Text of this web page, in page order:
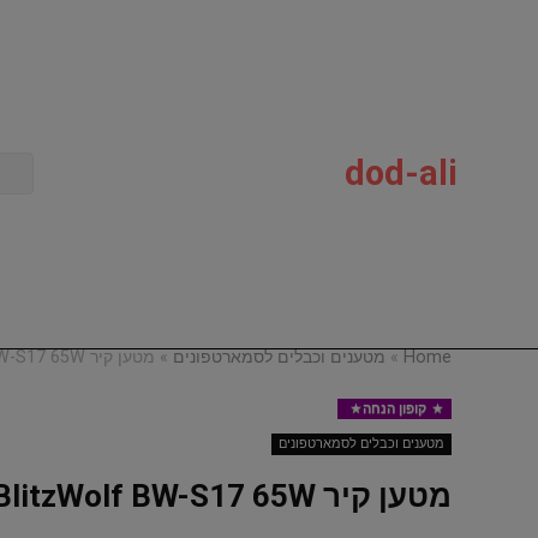
dod-ali
Home
» מטענים וכבלים לסמארטפונים » מטען קיר BlitzWolf BW-S17 65W
קופון הנחה
מטענים וכבלים לסמארטפונים
מטען קיר BlitzWolf BW-S17 65W